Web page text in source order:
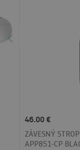
46.00 €
ZÁVESNÝ
APP851-CP